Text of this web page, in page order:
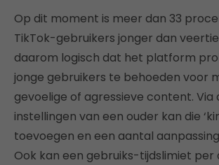
Op dit moment is meer dan 33
TikTok-gebruikers jonger dan
daarom logisch dat het platform
jonge gebruikers te behoeden voor
gevoelige of agressieve content. Via
instellingen van een ouder kan die
toevoegen en een aantal
Ook kan een gebruiks-tijdslimiet per